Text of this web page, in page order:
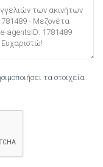
τα στοιχεία